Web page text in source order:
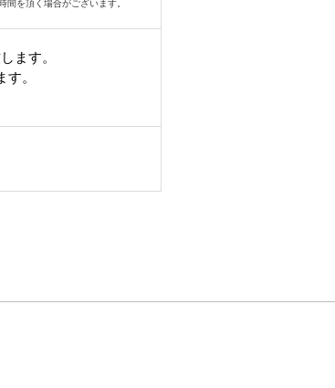
を頂く場合がございます。
ます。
。